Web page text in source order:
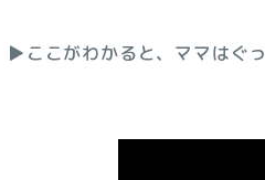
▶ここがわかると、ママはぐ